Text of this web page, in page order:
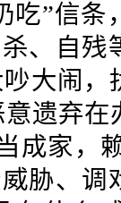
吃”信条
、自残
大闹
遗弃在
成家，
胁、调